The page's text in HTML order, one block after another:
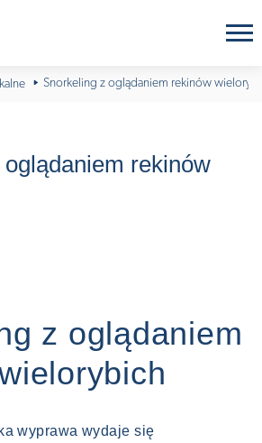
Snorkeling z oglądaniem rekinów
rekinów
z oglądaniem
wyprawa wydaje się